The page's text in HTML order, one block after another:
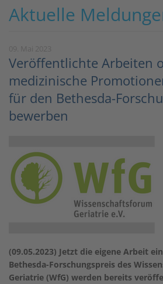
Aktuelle
Veröffentlichte Arbeiten
medizinische
für den Bethesda-
bewerben
(09.05.2023) Jetzt die eigene Arbeit
Bethesda-Forschungspreis des
Geriatrie (WfG) werden bereits